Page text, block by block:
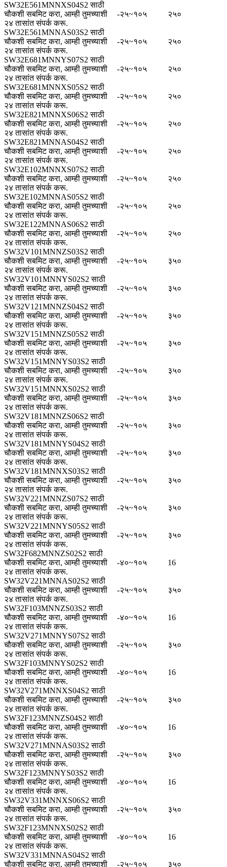
SW32E561MNNXS04S2 साठी
चौकशी सबमिट करा, आम्ही तुमच्याशी
२४ तासांत संपर्क करू.
-२५~१०५ २५०
SW32E561MNNAS03S2 साठी
चौकशी सबमिट करा, आम्ही तुमच्याशी
२४ तासांत संपर्क करू.
-२५~१०५ २५०
SW32E681MNNYS07S2 साठी
चौकशी सबमिट करा, आम्ही तुमच्याशी
२४ तासांत संपर्क करू.
-२५~१०५ २५०
SW32E681MNNXS05S2 साठी
चौकशी सबमिट करा, आम्ही तुमच्याशी
२४ तासांत संपर्क करू.
-२५~१०५ २५०
SW32E821MNNXS06S2 साठी
चौकशी सबमिट करा, आम्ही तुमच्याशी
२४ तासांत संपर्क करू.
-२५~१०५ २५०
SW32E821MNNAS04S2 साठी
चौकशी सबमिट करा, आम्ही तुमच्याशी
२४ तासांत संपर्क करू.
-२५~१०५ २५०
SW32E102MNNXS07S2 साठी
चौकशी सबमिट करा, आम्ही तुमच्याशी
२४ तासांत संपर्क करू.
-२५~१०५ २५०
SW32E102MNNAS05S2 साठी
चौकशी सबमिट करा, आम्ही तुमच्याशी
२४ तासांत संपर्क करू.
-२५~१०५ २५०
SW32E122MNNAS06S2 साठी
चौकशी सबमिट करा, आम्ही तुमच्याशी
२४ तासांत संपर्क करू.
-२५~१०५ २५०
SW32V101MNNZS03S2 साठी
चौकशी सबमिट करा, आम्ही तुमच्याशी
२४ तासांत संपर्क करू.
-२५~१०५ ३५०
SW32V101MNNYS02S2 साठी
चौकशी सबमिट करा, आम्ही तुमच्याशी
२४ तासांत संपर्क करू.
-२५~१०५ ३५०
SW32V121MNNZS04S2 साठी
चौकशी सबमिट करा, आम्ही तुमच्याशी
२४ तासांत संपर्क करू.
-२५~१०५ ३५०
SW32V151MNNZS05S2 साठी
चौकशी सबमिट करा, आम्ही तुमच्याशी
२४ तासांत संपर्क करू.
-२५~१०५ ३५०
SW32V151MNNYS03S2 साठी
चौकशी सबमिट करा, आम्ही तुमच्याशी
२४ तासांत संपर्क करू.
-२५~१०५ ३५०
SW32V151MNNXS02S2 साठी
चौकशी सबमिट करा, आम्ही तुमच्याशी
२४ तासांत संपर्क करू.
-२५~१०५ ३५०
SW32V181MNNZS06S2 साठी
चौकशी सबमिट करा, आम्ही तुमच्याशी
२४ तासांत संपर्क करू.
-२५~१०५ ३५०
SW32V181MNNYS04S2 साठी
चौकशी सबमिट करा, आम्ही तुमच्याशी
२४ तासांत संपर्क करू.
-२५~१०५ ३५०
SW32V181MNNXS03S2 साठी
चौकशी सबमिट करा, आम्ही तुमच्याशी
२४ तासांत संपर्क करू.
-२५~१०५ ३५०
SW32V221MNNZS07S2 साठी
चौकशी सबमिट करा, आम्ही तुमच्याशी
२४ तासांत संपर्क करू.
-२५~१०५ ३५०
SW32V221MNNYS05S2 साठी
चौकशी सबमिट करा, आम्ही तुमच्याशी
२४ तासांत संपर्क करू.
-२५~१०५ ३५०
SW32F682MNNZS02S2 साठी
चौकशी सबमिट करा, आम्ही तुमच्याशी
२४ तासांत संपर्क करू.
-४०~१०५ 16
SW32V221MNNAS02S2 साठी
चौकशी सबमिट करा, आम्ही तुमच्याशी
२४ तासांत संपर्क करू.
-२५~१०५ ३५०
SW32F103MNNZS03S2 साठी
चौकशी सबमिट करा, आम्ही तुमच्याशी
२४ तासांत संपर्क करू.
-४०~१०५ 16
SW32V271MNNYS07S2 साठी
चौकशी सबमिट करा, आम्ही तुमच्याशी
२४ तासांत संपर्क करू.
-२५~१०५ ३५०
SW32F103MNNYS02S2 साठी
चौकशी सबमिट करा, आम्ही तुमच्याशी
२४ तासांत संपर्क करू.
-४०~१०५ 16
SW32V271MNNXS04S2 साठी
चौकशी सबमिट करा, आम्ही तुमच्याशी
२४ तासांत संपर्क करू.
-२५~१०५ ३५०
SW32F123MNNZS04S2 साठी
चौकशी सबमिट करा, आम्ही तुमच्याशी
२४ तासांत संपर्क करू.
-४०~१०५ 16
SW32V271MNNAS03S2 साठी
चौकशी सबमिट करा, आम्ही तुमच्याशी
२४ तासांत संपर्क करू.
-२५~१०५ ३५०
SW32F123MNNYS03S2 साठी
चौकशी सबमिट करा, आम्ही तुमच्याशी
२४ तासांत संपर्क करू.
-४०~१०५ 16
SW32V331MNNXS06S2 साठी
चौकशी सबमिट करा, आम्ही तुमच्याशी
२४ तासांत संपर्क करू.
-२५~१०५ ३५०
SW32F123MNNXS02S2 साठी
चौकशी सबमिट करा, आम्ही तुमच्याशी
२४ तासांत संपर्क करू.
-४०~१०५ 16
SW32V331MNNAS04S2 साठी
चौकशी सबमिट करा, आम्ही तुमच्याशी
-२५~१०५ ३५०